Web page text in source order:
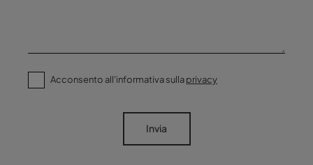
Acconsento all'informativa sullaprivacy
Invia